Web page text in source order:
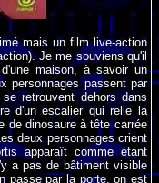
mais un film live-action
Je me souviens qu'il
maison, à savoir un
personnages passent par
retrouvent dehors dans
d'un escalier qui relie la
de dinosaure à tête carrée
deux personnages crient
apparaît comme étant
a pas de bâtiment visible
passe par la porte, on est